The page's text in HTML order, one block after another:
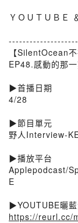
ＹＯＵＴＵＢＥ
【SilentOcean
EP48.感動的那
▶️首播日期
4/28
▶️節目單元
野人Interview-
▶️播放平台
Applepodcast/
E
▶️YOUTUBE曬
https://reurl.cc/